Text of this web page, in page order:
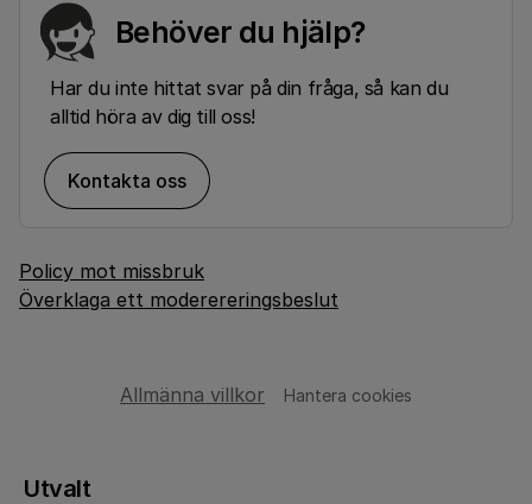
Behöver du hjälp?
Har du inte hittat svar på din fråga, så kan du
alltid höra av dig till oss!
Kontakta oss
Policy mot missbruk
Överklaga ett moderereringsbeslut
Allmänna villkor Hantera cookies
Utvalt